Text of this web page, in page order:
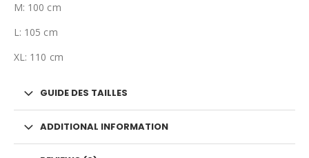
M: 100 cm
L: 105 cm
XL: 110 cm
GUIDE DES TAILLES
ADDITIONAL INFORMATION